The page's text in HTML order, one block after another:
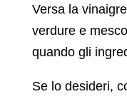
Versa la
verdure e
quando gli
Se lo desideri,